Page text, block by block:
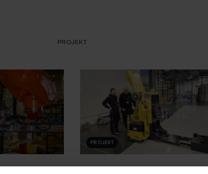
PROJEKT
PROJEKT